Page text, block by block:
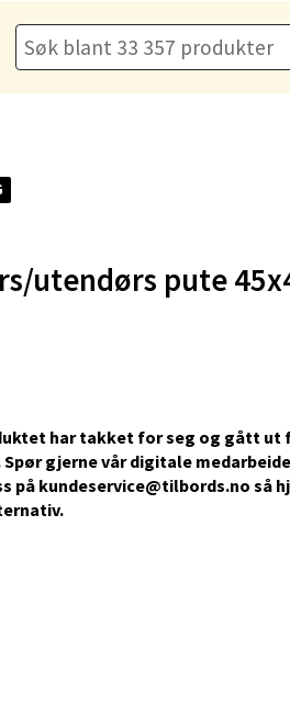
utendørs pute
har takket for seg og gått ut
gjerne vår digitale
på kundeservice@tilbords.no så